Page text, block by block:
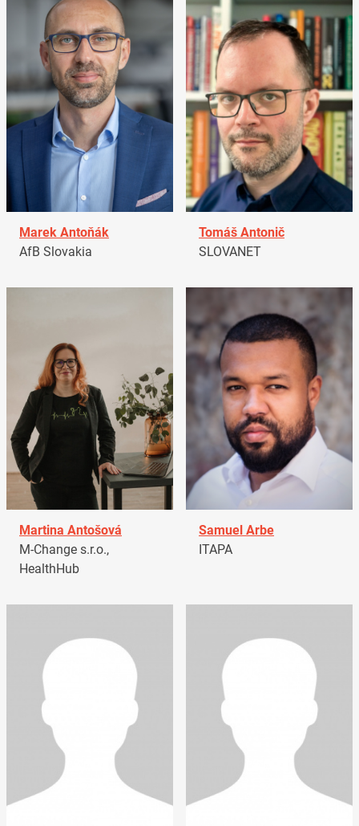
Marek Antoňák
AfB Slovakia
Tomáš Antonič
SLOVANET
Martina Antošová
M-Change s.r.o.,
HealthHub
Samuel Arbe
ITAPA